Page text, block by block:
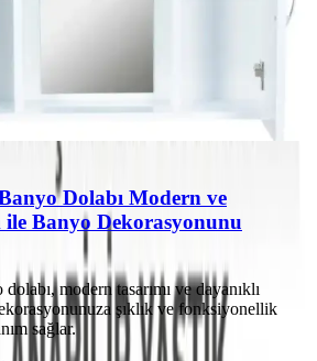
Dolabı Modern ve
ile Banyo Dekorasyonunu
modern tasarımı ve dayanıklı
şıklık ve fonksiyonellik
sağlar.